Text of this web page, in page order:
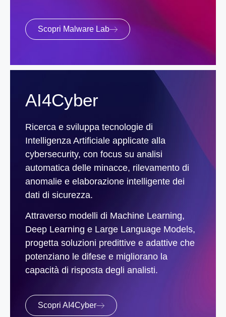
Scopri Malware Lab
AI4Cyber
Ricerca e sviluppa tecnologie di
Intelligenza Artificiale applicate alla
cybersecurity, con focus su analisi
automatica delle minacce, rilevamento di
anomalie e elaborazione intelligente dei
dati di sicurezza.
Attraverso modelli di Machine Learning,
Deep Learning e Large Language Models,
progetta soluzioni predittive e adattive che
potenziano le difese e migliorano la
capacità di risposta degli analisti.
Scopri AI4Cyber